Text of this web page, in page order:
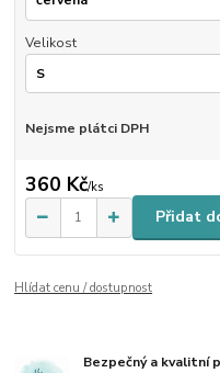
Velikost
Nejsme plátci DPH
360 Kč/ks
Přidat
Hlídat cenu / dostupnost
Bezpečný a kvalitní